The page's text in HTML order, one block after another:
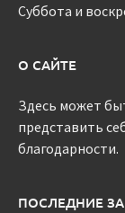
Суббота и
О САЙТЕ
Здесь может
представить
благодарности.
ПОСЛЕДНИЕ